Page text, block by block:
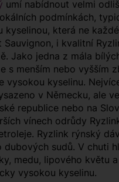
umí nabídnout velmi
podmínkách,
kyselinou, která ne
Sauvignon, i kvalitní
Jako jedna z mála
s menším nebo vyšším
vysokou kyselinu.
v Německu, ale
republice nebo na
vínech odrůdy
Ryzlink rýnský
sudů. V chuti
medu, lipového květu
vysokou kyselinu.